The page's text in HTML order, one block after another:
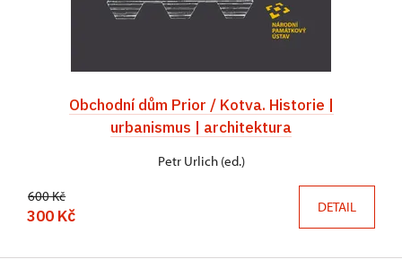
Obchodní dům Prior / Kotva. Historie |
urbanismus | architektura
Petr Urlich (ed.)
600 Kč
300 Kč DETAIL